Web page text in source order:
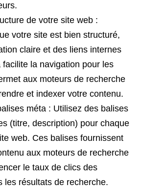
de votre site web :
votre site est bien structuré,
claire et des liens internes
facilite la navigation pour les
aux moteurs de recherche
et indexer votre contenu.
méta : Utilisez des balises
(titre, description) pour chaque
web. Ces balises fournissent
aux moteurs de recherche
le taux de clics des
les résultats de recherche.